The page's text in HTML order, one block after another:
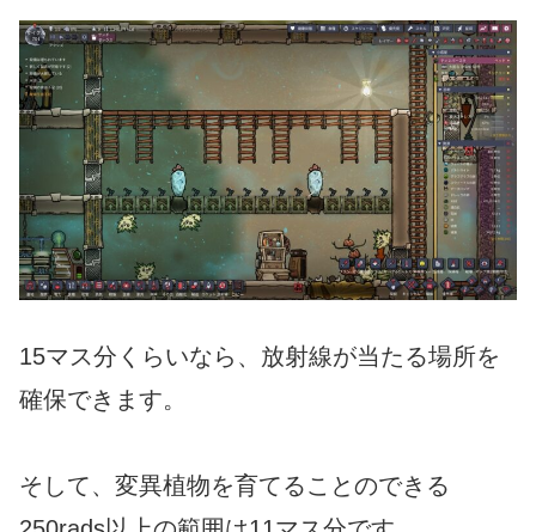
15マス分くらいなら、放射線が当たる場所を
確保できます。
そして、変異植物を育てることのできる